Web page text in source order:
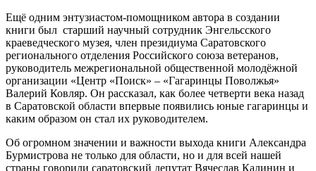
Ещё одним энтузиастом-помощником автора в создании
книги был старший научный сотрудник Энгельсского
краеведческого музея, член президиума Саратовского
регионального отделения Российского союза ветеранов,
руководитель межрегиональной общественной молодёжной
организации «Центр «Поиск» – «Гагаринцы Поволжья»
Валерий Ковляр. Он рассказал, как более четверти века назад
в Саратовской области впервые появились юные гагаринцы и
каким образом он стал их руководителем.
Об огромном значении и важности выхода книги Александра
Бурмистрова не только для области, но и для всей нашей
страны говорили саратовский депутат Вячеслав Калинин и